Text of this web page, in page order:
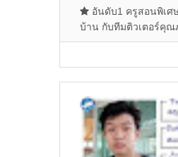
อันดับ1 ครูสอนพิเศ
บ้าน กับทีมติวเตอร์คุณ